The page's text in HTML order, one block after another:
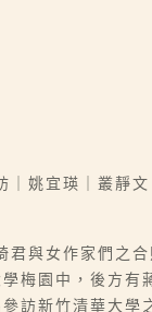
｜姚宜瑛｜叢靜
君與女作家們之
梅園中，後方
訪新竹清華大